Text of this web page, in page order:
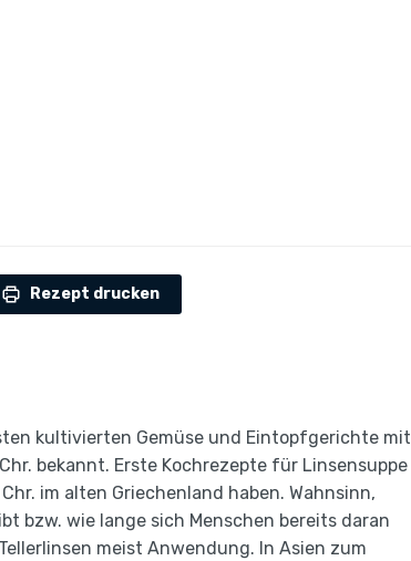
Rezept drucken
kultivierten Gemüse und Eintopfgerichte mit
bekannt. Erste Kochrezepte für Linsensuppe
im alten Griechenland haben. Wahnsinn,
bzw. wie lange sich Menschen bereits daran
meist Anwendung. In Asien zum